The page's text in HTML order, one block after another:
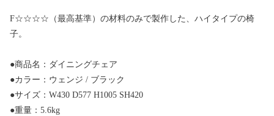
F☆☆☆☆（最高基準）の材料のみで製作した、ハイタイプの椅
子。
●商品名：ダイニングチェア
●カラー：ウェンジ / ブラック
●サイズ：W430 D577 H1005 SH420
●重量：5.6kg